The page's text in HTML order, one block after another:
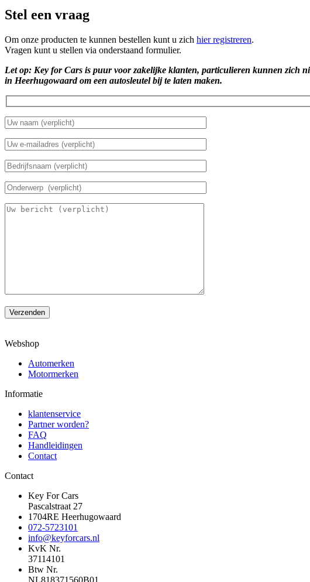
Stel een vraag
Om onze producten te kunnen bestellen kunt u zich hier registreren.
Vragen kunt u stellen via onderstaand formulier.
Let op: Key for Cars is puur voor zakelijke klanten, particulieren kunnen zich
in Heerhugowaard om een autosleutel bij te laten maken.
Verzenden
Webshop
Automerken
Motormerken
Informatie
klantenservice
Partner worden?
FAQ
Handleidingen
Contact
Contact
Key For Cars
Pascalstraat 27
1704RE Heerhugowaard
072-5723101
info@keyforcars.nl
KvK Nr.
37114101
Btw Nr.
NL818371560B01